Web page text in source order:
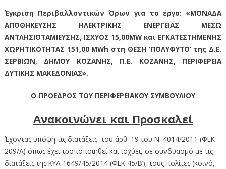
Έγκριση Περιβαλλοντικών Όρων για το έργο: «ΜΟΝΑΔΑ
ΑΠΟΘΗΚΕΥΣΗΣ ΗΛΕΚΤΡΙΚΗΣ ΕΝΕΡΓΕΙΑΣ ΜΕΣΩ
ΑΝΤΛΗΣΙΟΤΑΜΙΕΥΣΗΣ, ΙΣΧΥΟΣ 15,00ΜW και ΕΓΚΑΤΕΣΤΗΜΕΝΗΣ
ΧΩΡΗΤΙΚΟΤΗΤΑΣ 151,00 MWh στη ΘΕΣΗ ‘ΠΟΛΥΦΥΤΟ’ της Δ.Ε.
ΣΕΡΒΙΩΝ, ΔΗΜΟΥ ΚΟΖΑΝΗΣ, Π.Ε. ΚΟΖΑΝΗΣ, ΠΕΡΙΦΕΡΕΙΑ
ΔΥΤΙΚΗΣ ΜΑΚΕΔΟΝΙΑΣ».
Ο ΠΡΟΕΔΡΟΣ ΤΟΥ ΠΕΡΙΦΕΡΕΙΑΚΟΥ ΣΥΜΒΟΥΛΙΟΥ
Ανακοινώνει και Προσκαλεί
Έχοντας υπόψη τις διατάξεις του άρθ. 19 του Ν. 4014/2011 (ΦΕΚ
209/Α΄) όπως έχει τροποποιηθεί και ισχύει, σε συνδυασμό με τις
διατάξεις της ΚΥΑ 1649/45/2014 (ΦΕΚ 45/Β’), τους πολίτες (κοινό,